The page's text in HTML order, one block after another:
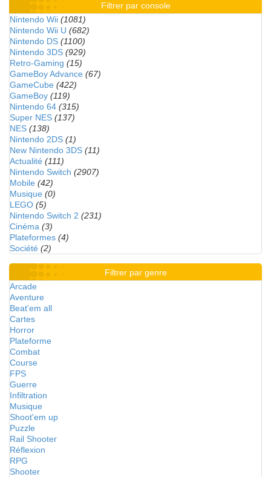
Filtrer par console
Nintendo Wii (1081)
Nintendo Wii U (682)
Nintendo DS (1100)
Nintendo 3DS (929)
Retro-Gaming (15)
GameBoy Advance (67)
GameCube (422)
GameBoy (119)
Nintendo 64 (315)
Super NES (137)
NES (138)
Nintendo 2DS (1)
New Nintendo 3DS (11)
Actualité (111)
Nintendo Switch (2907)
Mobile (42)
Musique (0)
LEGO (5)
Nintendo Switch 2 (231)
Cinéma (3)
Plateformes (4)
Société (2)
Filtrer par genre
Arcade
Aventure
Beat'em all
Cartes
Horror
Plateforme
Combat
Course
FPS
Guerre
Infiltration
Musique
Shoot'em up
Puzzle
Rail Shooter
Réflexion
RPG
Shooter